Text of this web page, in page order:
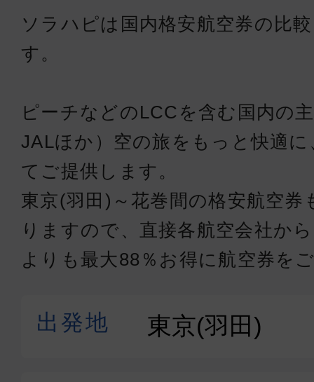
ソラハピは国内格安航空券の比
す。
ピーチなどのLCCを含む国内の
JALほか）空の旅をもっと快適
てご提供します。
東京(羽田)～花巻間の格安航空
りますので、直接各航空会社か
よりも最大88％お得に航空券を